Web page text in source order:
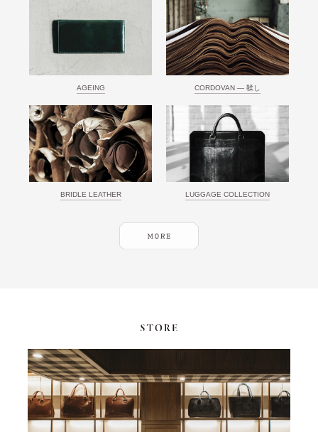
AGEING CORDOVAN ― 鞣し
BRIDLE LEATHER LUGGAGE COLLECTION